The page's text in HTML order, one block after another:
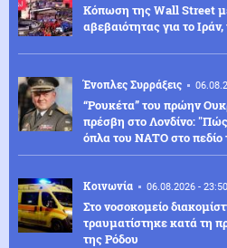
Κόπωση της Wall Street
αβεβαιότητας για το
Ένοπλες Συρράξεις
“Ρουκέτα” του πρώην
πρέσβη στο Λονδίνο:
όπλα του ΝΑΤΟ στο
Κοινωνία 06.08.2026 - 23:50
Στο νοσοκομείο
τραυματίστηκε κατά τη
της Ρόδου